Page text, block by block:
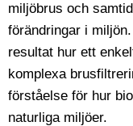
miljöbrus och
förändringar i
resultat hur ett
komplexa
förståelse för hur
naturliga miljöer.